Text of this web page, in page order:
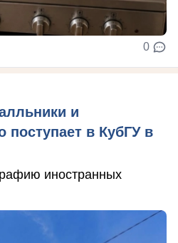
0
и
поступает в КубГУ в
иностранных